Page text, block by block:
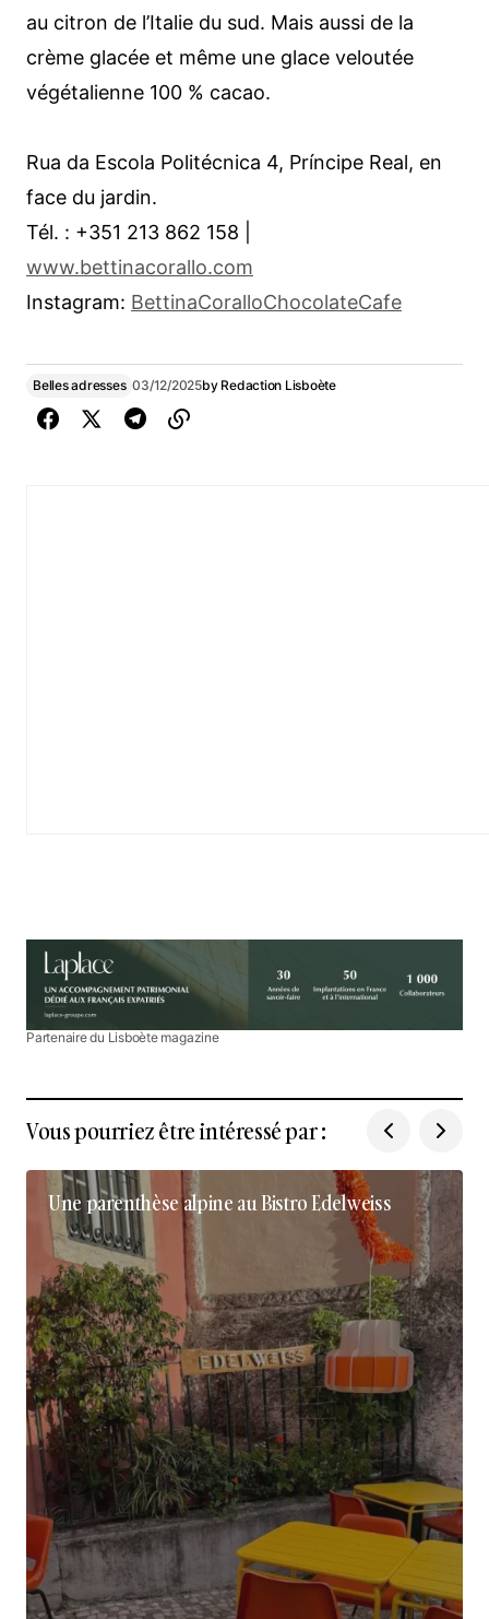
au citron de l’Italie du sud. Mais aussi de la
crème glacée et même une glace veloutée
végétalienne 100 % cacao.
Rua da Escola Politécnica 4, Príncipe Real, en
face du jardin.
Tél. : +351 213 862 158 |
www.bettinacorallo.com
Instagram: BettinaCoralloChocolateCafe
Belles adresses 03/12/2025by Redaction Lisboète
Partenaire du Lisboète magazine
Vous pourriez être intéressé par :
Une parenthèse alpine au Bistro Edelweiss